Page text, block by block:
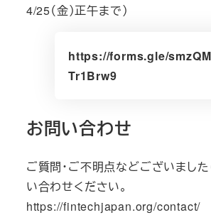
4/25（金）正午まで）
https://forms.gle/
Tr1Brw9
お問い合わせ
ご質問・ご不明点などございまし
い合わせください。
https://fintechjapan.org/contact/